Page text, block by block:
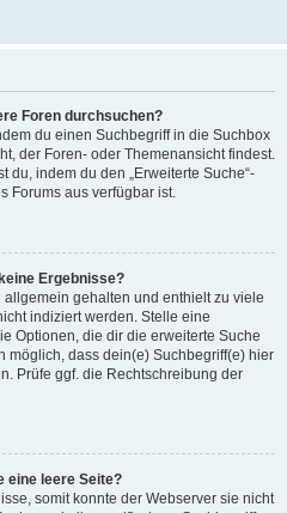
Foren durchsuchen?
du einen Suchbegriff in die Suchbox
der Foren- oder Themenansicht findest.
du, indem du den „Erweiterte Suche“-
Forums aus verfügbar ist.
Ergebnisse?
gehalten und enthielt zu viele
indiziert werden. Stelle eine
Optionen, die dir die erweiterte Suche
möglich, dass dein(e) Suchbegriff(e) hier
Prüfe ggf. die Rechtschreibung der
eine leere Seite?
somit konnte der Webserver sie nicht